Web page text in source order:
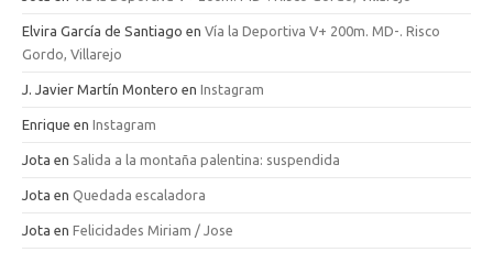
Elvira García de Santiago en Vía la Deportiva V+ 200m. MD-. Risco
Gordo, Villarejo
J. Javier Martín Montero en Instagram
Enrique en Instagram
Jota en Salida a la montaña palentina: suspendida
Jota en Quedada escaladora
Jota en Felicidades Miriam / Jose